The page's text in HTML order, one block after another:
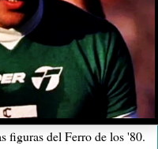
figuras del Ferro de los '80.